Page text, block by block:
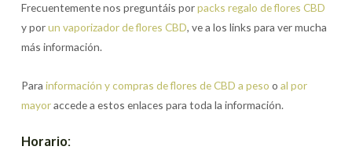
Frecuentemente nos preguntáis porpacks regalo de flores CBD
y porun vaporizador de flores CBD, ve a los links para ver mucha
más información.
Parainformación y compras de flores de CBD a peso oal por
mayoraccede a estos enlaces para toda la información.
Horario: